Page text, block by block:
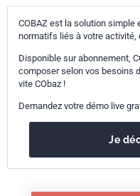
COBAZ est la solution simple
normatifs liés à votre activité,
Disponible sur abonnement,
composer selon vos besoins
vite CObaz !
Demandez votre démo live
Je